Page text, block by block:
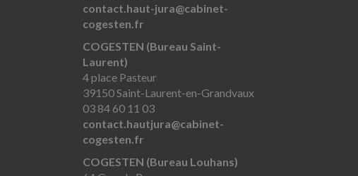
contact.haut-jura@cabinet-
cogesten.fr
COGESTEN (Bureau Saint-
Laurent)
4 place Pasteur
39150 Saint-Laurent-en-Grandvaux
03 84 60 11 03
contact.hautjura@cabinet-
cogesten.fr
COGESTEN (Bureau Louhans)